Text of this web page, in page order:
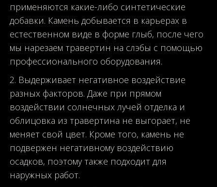
применяются какие-либо синтетические
добавки. Камень добывается в карьерах в
естественном виде в форме глыб, после чего
мы нарезаем травертин на слэбы с помощью
профессионального оборудования.
Выдерживает негативное воздействие
разных факторов. Даже при прямом
воздействии солнечных лучей отделка и
облицовка из травертина не выгорает, не
меняет свой цвет. Кроме того, камень не
подвержен негативному воздействию
осадков, поэтому также подходит для
наружных работ.